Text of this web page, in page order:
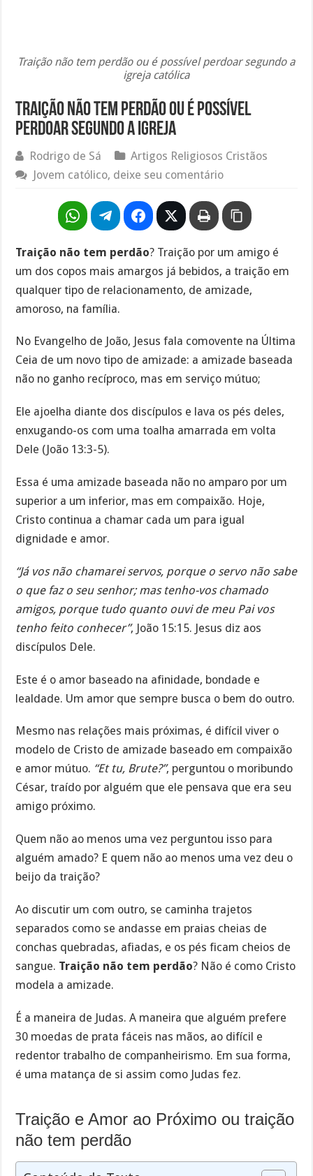
Traição não tem perdão ou é possível perdoar segundo a
igreja católica
Traição não tem perdão ou é possível
perdoar segundo a igreja
Rodrigo de Sá
Artigos Religiosos Cristãos
Jovem católico, deixe seu comentário
Traição não tem perdão? Traição por um amigo é
um dos copos mais amargos já bebidos, a traição em
qualquer tipo de relacionamento, de amizade,
amoroso, na família.
No Evangelho de João, Jesus fala comovente na Última
Ceia de um novo tipo de amizade: a amizade baseada
não no ganho recíproco, mas em serviço mútuo;
Ele ajoelha diante dos discípulos e lava os pés deles,
enxugando-os com uma toalha amarrada em volta
Dele (João 13:3-5).
Essa é uma amizade baseada não no amparo por um
superior a um inferior, mas em compaixão. Hoje,
Cristo continua a chamar cada um para igual
dignidade e amor.
“Já vos não chamarei servos, porque o servo não sabe
o que faz o seu senhor; mas tenho-vos chamado
amigos, porque tudo quanto ouvi de meu Pai vos
tenho feito conhecer”, João 15:15. Jesus diz aos
discípulos Dele.
Este é o amor baseado na afinidade, bondade e
lealdade. Um amor que sempre busca o bem do outro.
Mesmo nas relações mais próximas, é difícil viver o
modelo de Cristo de amizade baseado em compaixão
e amor mútuo. “Et tu, Brute?”, perguntou o moribundo
César, traído por alguém que ele pensava que era seu
amigo próximo.
Quem não ao menos uma vez perguntou isso para
alguém amado? E quem não ao menos uma vez deu o
beijo da traição?
Ao discutir um com outro, se caminha trajetos
separados como se andasse em praias cheias de
conchas quebradas, afiadas, e os pés ficam cheios de
sangue. Traição não tem perdão? Não é como Cristo
modela a amizade.
É a maneira de Judas. A maneira que alguém prefere
30 moedas de prata fáceis nas mãos, ao difícil e
redentor trabalho de companheirismo. Em sua forma,
é uma matança de si assim como Judas fez.
Traição e Amor ao Próximo ou traição
não tem perdão